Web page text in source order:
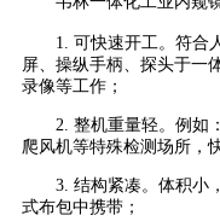
1. 可快速开工。符合
屏、操纵手柄、探头于一
录像等工作；
2. 整机重量轻。例如
爬风机等特殊检测场所，
3. 结构紧凑。体积小
式布包中携带；